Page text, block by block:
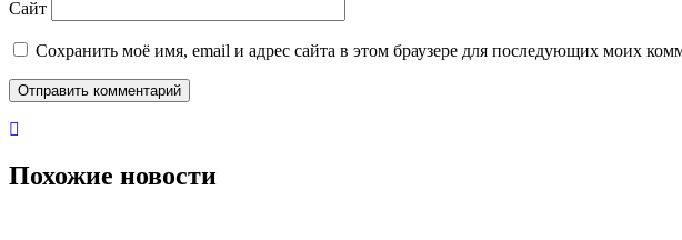
Сайт
Сохранить моё имя, email и адрес сайта в этом браузере для последующих моих
Похожие новости